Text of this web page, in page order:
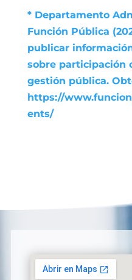
* Departamento
Función Pública
publicar
sobre participación
gestión pública.
https://
ents/